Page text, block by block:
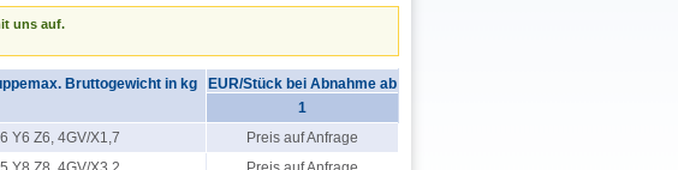
uns auf.
Bruttogewicht in kg
EUR/Stück bei Abnahme ab
1
Y6 Z6, 4GV/X1,7
Preis auf Anfrage